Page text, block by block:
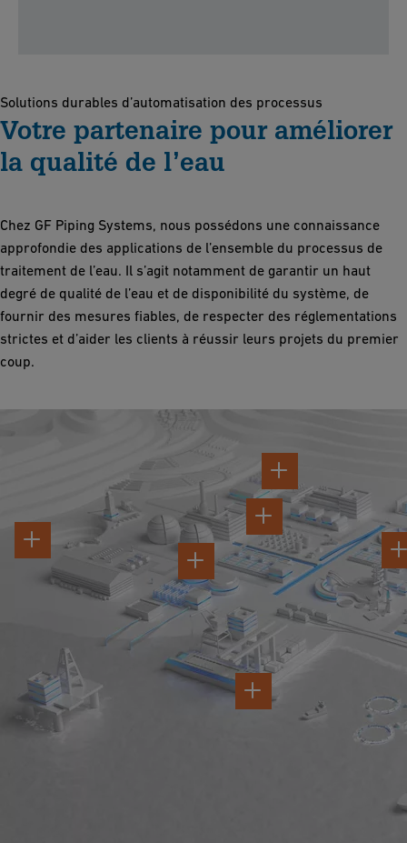
Solutions durables d’automatisation des processus
Votre partenaire pour améliorer
la qualité de l’eau
Chez GF Piping Systems, nous possédons une connaissance
approfondie des applications de l’ensemble du processus de
traitement de l’eau. Il s’agit notamment de garantir un haut
degré de qualité de l’eau et de disponibilité du système, de
fournir des mesures fiables, de respecter des réglementations
strictes et d’aider les clients à réussir leurs projets du premier
coup.